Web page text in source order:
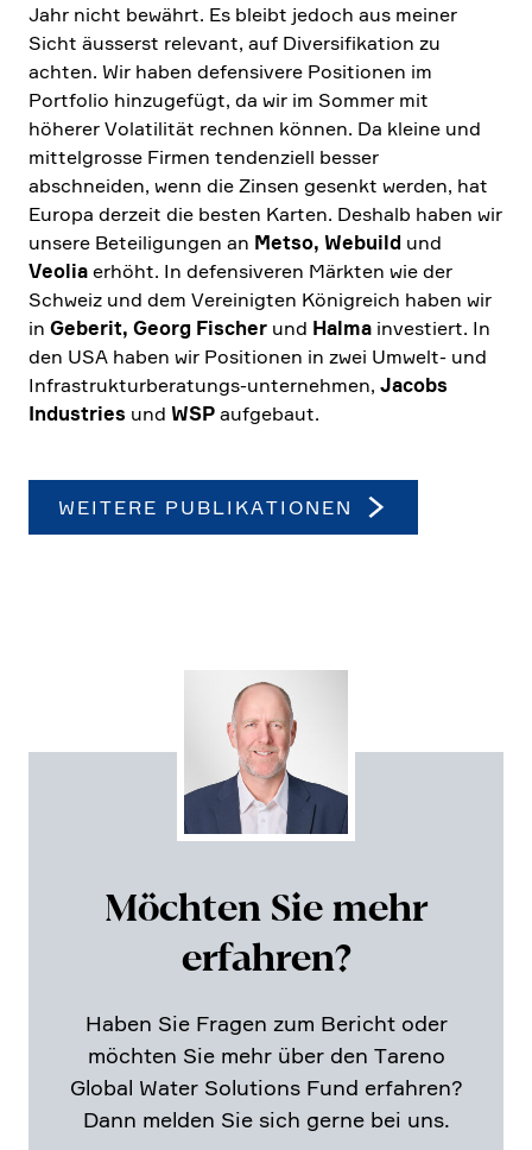
Jahr nicht bewährt. Es bleibt jedoch aus meiner
Sicht äusserst relevant, auf Diver­si­fi­ka­tion zu
achten. Wir haben defen­si­vere Positionen im
Portfolio hinzu­ge­fügt, da wir im Sommer mit
höherer Volati­lität rechnen können. Da kleine und
mittel­grosse Firmen tenden­ziell besser
abschneiden, wenn die Zinsen gesenkt werden, hat
Europa derzeit die besten Karten. Deshalb haben wir
unsere Betei­li­gungen an Metso, Webuild und
Veolia erhöht. In defen­si­veren Märkten wie der
Schweiz und dem Verei­nigten König­reich haben wir
in Geberit, Georg Fischer und Halma investiert. In
den USA haben wir Positionen in zwei Umwelt- und
Infra­struk­tur­be­ra­tungs-unter­nehmen, Jacobs
Industries und WSP aufge­baut.
WEITERE PUBLI­KA­TIONEN
Möchten Sie mehr
erfahren?
Haben Sie Fragen zum Bericht oder
möchten Sie mehr über den Tareno
Global Water Solutions Fund erfahren?
Dann melden Sie sich gerne bei uns.